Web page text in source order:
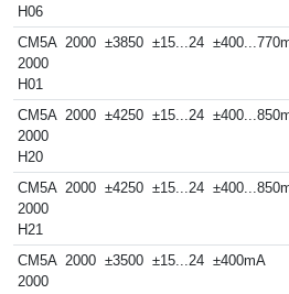
H06
CM5A
2000
H01
2000 ±3850 ±15...24
CM5A
2000
H20
2000 ±4250 ±15...24
CM5A
2000
H21
2000 ±4250 ±15...24
CM5A
2000
2000 ±3500 ±15...24 ±400mA